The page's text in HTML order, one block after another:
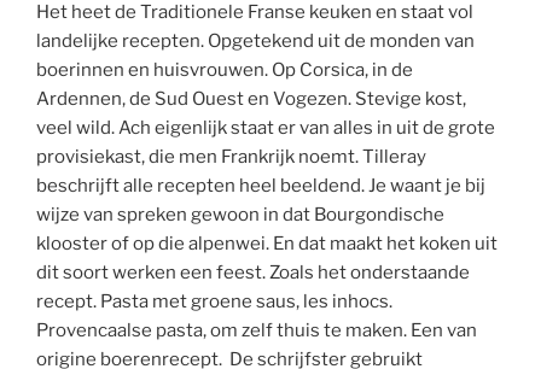
Het heet de Traditionele Franse keuken en staat vol
landelijke recepten. Opgetekend uit de monden van
boerinnen en huisvrouwen. Op Corsica, in de
Ardennen, de Sud Ouest en Vogezen. Stevige kost,
veel wild. Ach eigenlijk staat er van alles in uit de grote
provisiekast, die men Frankrijk noemt. Tilleray
beschrijft alle recepten heel beeldend. Je waant je bij
wijze van spreken gewoon in dat Bourgondische
klooster of op die alpenwei. En dat maakt het koken uit
dit soort werken een feest. Zoals het onderstaande
recept. Pasta met groene saus, les inhocs.
Provencaalse pasta, om zelf thuis te maken. Een van
origine boerenrecept. De schrijfster gebruikt